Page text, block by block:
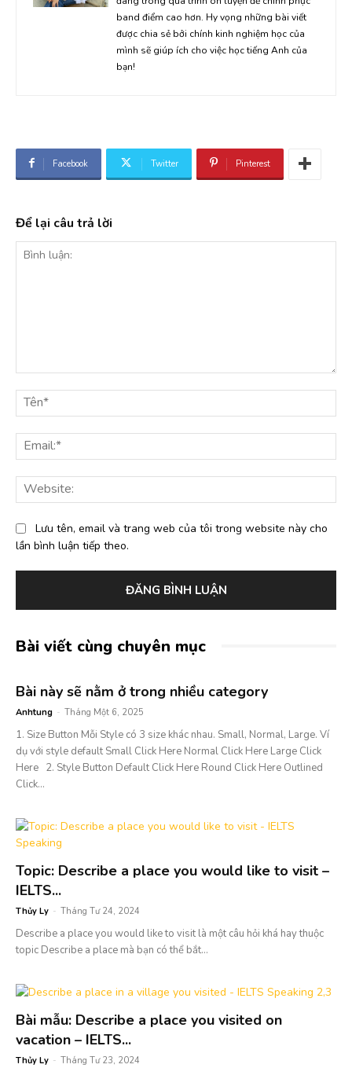
band điểm cao hơn. Hy vọng những bài viết
được chia sẻ bởi chính kinh nghiệm học của
mình sẽ giúp ích cho việc học tiếng Anh của
bạn!
Facebook Twitter Pinterest
Để lại câu trả lời
luận:
Lưu tên, email và trang web của tôi trong website này cho
lần bình luận tiếp theo.
Bài viết cùng chuyên mục
Bài này sẽ nằm ở trong nhiều category
Anhtung - Tháng Một 6, 2025
1. Size Button Mỗi Style có 3 size khác nhau. Small, Normal, Large. Ví
dụ với style default Small Click Here Normal Click Here Large Click
Here 2. Style Button Default Click Here Round Click Here Outlined
Click...
Topic: Describe a place you would like to visit –
IELTS...
Thủy Ly - Tháng Tư 24, 2024
Describe a place you would like to visit là một câu hỏi khá hay thuộc
topic Describe a place mà bạn có thể bắt...
Bài mẫu: Describe a place you visited on
vacation – IELTS...
Thủy Ly - Tháng Tư 23, 2024